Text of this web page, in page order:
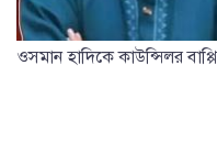
ওসমান হাদিকে কাউন্সিলর